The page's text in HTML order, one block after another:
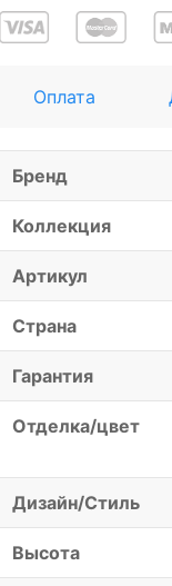
Оплата
Бренд
Коллекция
Артикул
Страна
Гарантия
Отделка/цвет
Дизайн/Стиль
Высота